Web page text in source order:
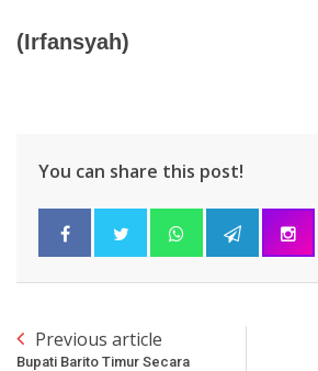
(Irfansyah)
You can share this post!
Previous article
Bupati Barito Timur Secara